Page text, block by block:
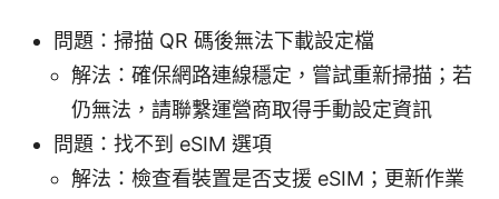
問題：掃描 QR 碼後無法下載設定檔
解法：確保網路連線穩定，嘗試重新掃描；若
仍無法，請聯繫運營商取得手動設定資訊
問題：找不到 eSIM 選項
解法：檢查看裝置是否支援 eSIM；更新作業